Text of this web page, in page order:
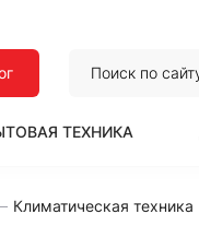
ТЕХНИКА
Климатическая техника